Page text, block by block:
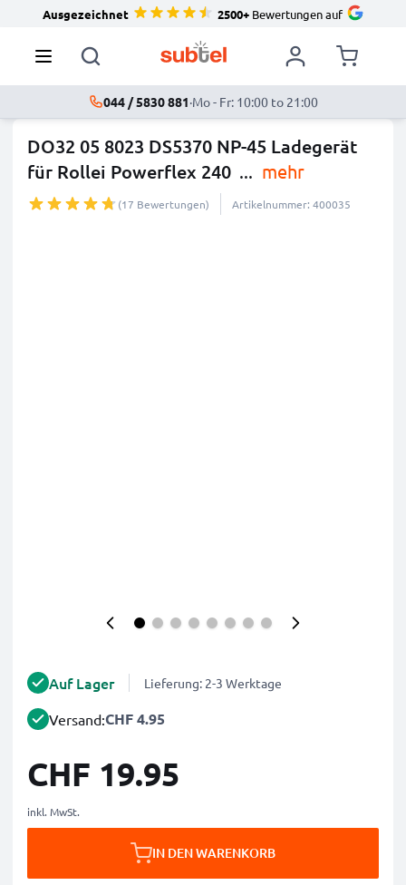
Ausgezeichnet 2500+Bewertungen auf
044 / 5830 881·Mo - Fr: 10:00 to 21:00
DO32 05 8023 DS5370 NP-45 Ladegerät
für Rollei Powerflex 240 ... mehr
(17 Bewertungen) Artikelnummer: 400035
Auf Lager Lieferung: 2-3 Werktage
Versand:CHF 4.95
CHF 19.95
inkl. MwSt.
IN DEN WARENKORB